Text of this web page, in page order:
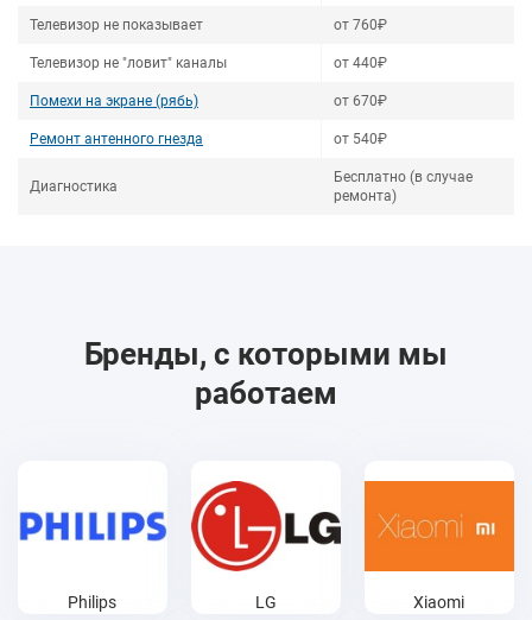
Телевизор не показывает от 760₽
Телевизор не "ловит" каналы от 440₽
Помехи на экране (рябь) от 670₽
Ремонт антенного гнезда от 540₽
Диагностика
Бесплатно (в случае
ремонта)
Бренды, с которыми мы
работаем
Philips LG Xiaomi